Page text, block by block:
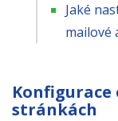
Jaké
mailové
Konfigurace
stránkách